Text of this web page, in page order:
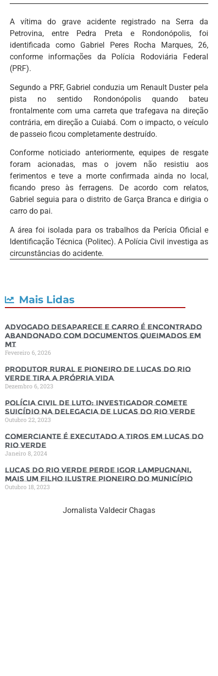
A vítima do grave acidente registrado na Serra da
Petrovina, entre Pedra Preta e Rondonópolis, foi
identificada como Gabriel Peres Rocha Marques, 26,
conforme informações da Polícia Rodoviária Federal
(PRF).
Segundo a PRF, Gabriel conduzia um Renault Duster pela
pista no sentido Rondonópolis quando bateu
frontalmente com uma carreta que trafegava na direção
contrária, em direção a Cuiabá. Com o impacto, o veículo
de passeio ficou completamente destruído.
Conforme noticiado anteriormente, equipes de resgate
foram acionadas, mas o jovem não resistiu aos
ferimentos e teve a morte confirmada ainda no local,
ficando preso às ferragens. De acordo com relatos,
Gabriel seguia para o distrito de Garça Branca e dirigia o
carro do pai.
A área foi isolada para os trabalhos da Perícia Oficial e
Identificação Técnica (Politec). A Polícia Civil investiga as
circunstâncias do acidente.
Mais Lidas
Advogado desaparece e carro é encontrado
abandonado com documentos queimados em
MT
Fevereiro 6, 2026
Produtor rural e pioneiro de Lucas do Rio
Verde tira a própria vida
Dezembro 6, 2023
Polícia Civil de luto: Investigador comete
suicídio na Delegacia de Lucas do Rio Verde
Outubro 22, 2023
Comerciante é executado a tiros em Lucas do
Rio Verde
Janeiro 8, 2024
Lucas do Rio Verde perde Igor Lampugnani,
mais um filho ilustre pioneiro do município
Outubro 18, 2023
Jornalista Valdecir Chagas